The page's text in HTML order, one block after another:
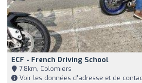
ECF - French Driving School
7,8km, Colomiers
Voir les données d'adresse et de